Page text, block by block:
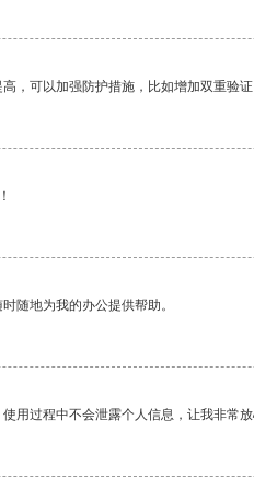
，可以加强防护措施，比如增加双重验
随地为我的办公提供帮助。
用过程中不会泄露个人信息，让我非常